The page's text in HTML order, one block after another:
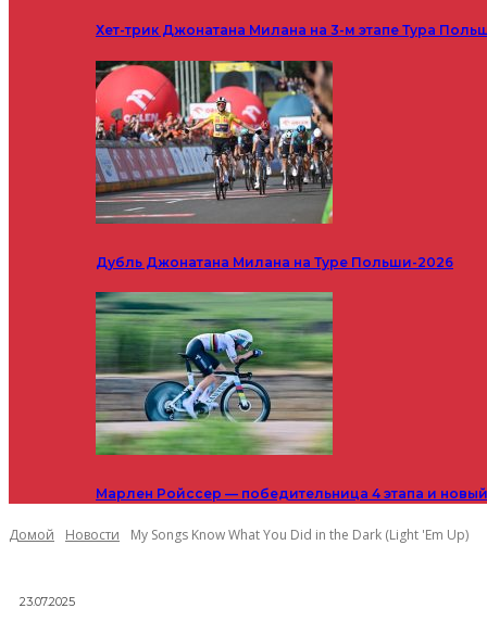
Хет-трик Джонатана Милана на 3-м этапе Тура
Дубль Джонатана Милана на Туре Польши-2026
Марлен Ройссер — победительница 4 этапа и
Домой Новости My Songs Know What You Did in the Dark (Light 'Em Up)
23.07.2025